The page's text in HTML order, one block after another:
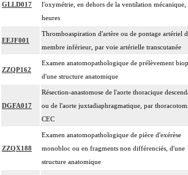
GLLD017
l'oxymétrie, en dehors de la ventilation mécanique,
heures
EEJF001
Thromboaspiration d'artère ou de pontage artériel
membre inférieur, par voie artérielle transcutanée
ZZQP162
Examen anatomopathologique de prélèvement
d'une structure anatomique
DGFA017
Résection-anastomose de l'aorte thoracique
ou de l'aorte juxtadiaphragmatique, par
CEC
ZZQX188
Examen anatomopathologique de pièce d'exérèse
monobloc ou en fragments non différenciés, d'une
structure anatomique